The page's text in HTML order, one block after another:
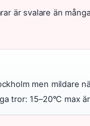
är svalare än
men mildare
tror: 15–20°C max